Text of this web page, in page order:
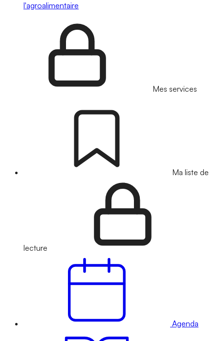
l'agroalimentaire
Mes services
Ma liste de
lecture
Agenda